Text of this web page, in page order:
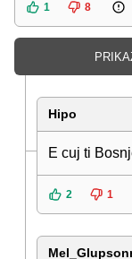
1 8
Hipo
E cuj ti
2 1